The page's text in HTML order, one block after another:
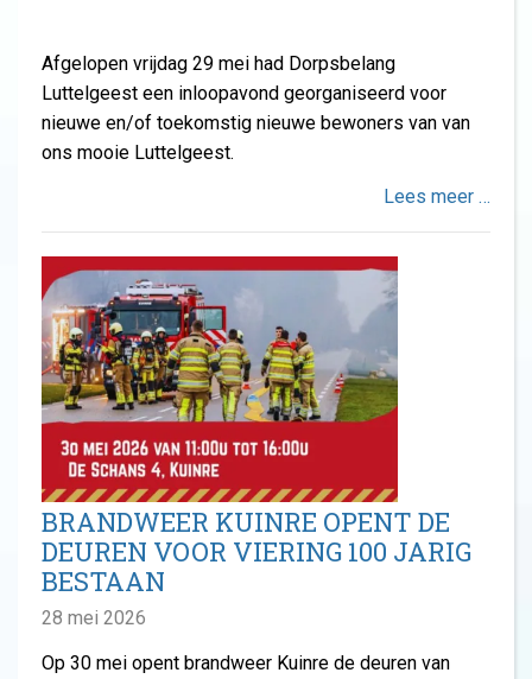
Afgelopen vrijdag 29 mei had Dorpsbelang
Luttelgeest een inloopavond georganiseerd voor
nieuwe en/of toekomstig nieuwe bewoners van van
ons mooie Luttelgeest.
Lees meer …
BRANDWEER KUINRE OPENT DE
DEUREN VOOR VIERING 100 JARIG
BESTAAN
28 mei 2026
Op 30 mei opent brandweer Kuinre de deuren van